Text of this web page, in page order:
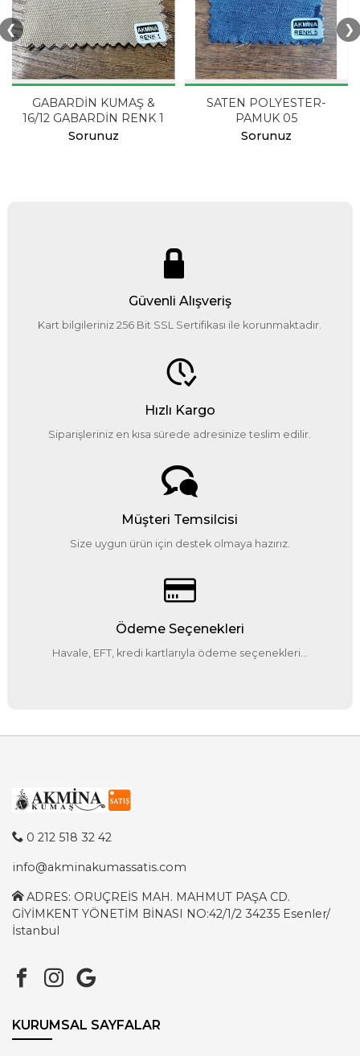
GABARDİN KUMAŞ &
16/12 GABARDİN RENK 1
Sorunuz
SATEN POLYESTER-
PAMUK 05
Sorunuz
❮ ❯
Güvenli Alışveriş
Kart bilgileriniz 256 Bit SSL Sertifikası ile korunmaktadır.
Hızlı Kargo
Siparişleriniz en kısa sürede adresinize teslim edilir.
Müşteri Temsilcisi
Size uygun ürün için destek olmaya hazırız.
Ödeme Seçenekleri
Havale, EFT, kredi kartlarıyla ödeme seçenekleri...
0 212 518 32 42
info@akminakumassatis.com
ADRES: ORUÇREİS MAH. MAHMUT PAŞA CD.
GİYİMKENT YÖNETİM BİNASI NO:42/1/2 34235 Esenler/
İstanbul
KURUMSAL SAYFALAR